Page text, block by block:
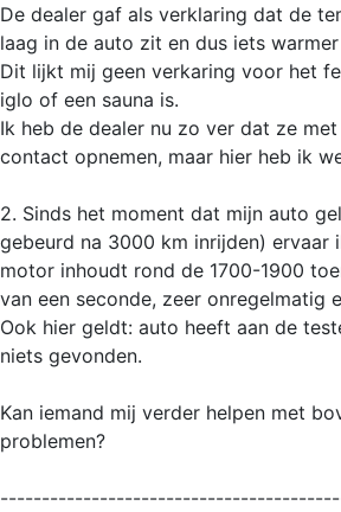
De dealer gaf als verklaring dat de
laag in de auto zit en dus iets
Dit lijkt mij geen verkaring voor het
iglo of een sauna is.
Ik heb de dealer nu zo ver dat ze
contact opnemen, maar hier heb ik
2. Sinds het moment dat mijn auto
gebeurd na 3000 km inrijden) ervaar
motor inhoudt rond de 1700-1900
van een seconde, zeer onregelmatig
Ook hier geldt: auto heeft aan de
niets gevonden.
Kan iemand mij verder helpen met
problemen?